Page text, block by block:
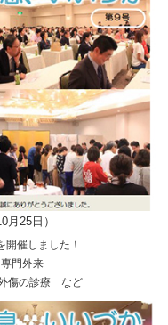
月25日）
開催しました！
門外来
外傷の診療 など